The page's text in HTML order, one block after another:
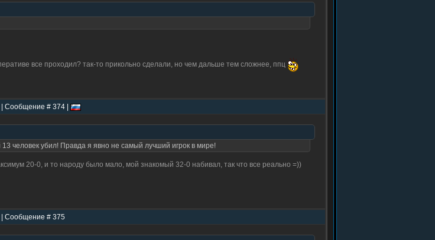
все проходил? так-то прикольно сделали, но чем дальше тем сложнее, ппц
Сообщение # 374 |
человек убил! Правда я явно не самый лучший игрок в мире!
20-0, и то народу было мало, мой знакомый 32-0 набивал, так что все реально =))
| Сообщение # 375